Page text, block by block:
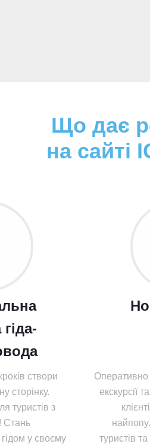
Що дає
на сайті
створи
сторінку.
туристів з
Стань
у своєму
екскурсії
туристів